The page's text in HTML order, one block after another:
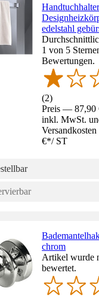
edelstahl
1 von 5
Bewertungen.
(2)
Preis — 87,90
inkl. MwSt.
€*/ ST
chrom
Artikel wurde
bewertet.